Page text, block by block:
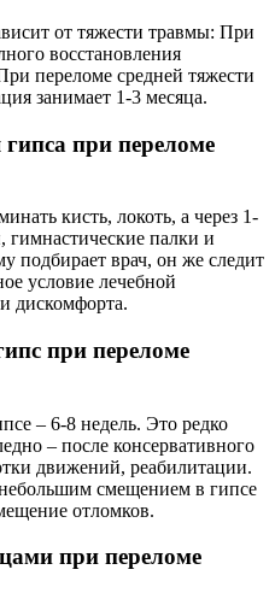
от тяжести травмы: При
восстановления
переломе средней тяжести
занимает 1-3 месяца.
гипса при переломе
кисть, локоть, а через 1-
гимнастические палки и
подбирает врач, он же следит
условие лечебной
дискомфорта.
при переломе
– 6-8 недель. Это редко
– после консервативного
движений, реабилитации.
смещением в гипсе
отломков.
при переломе